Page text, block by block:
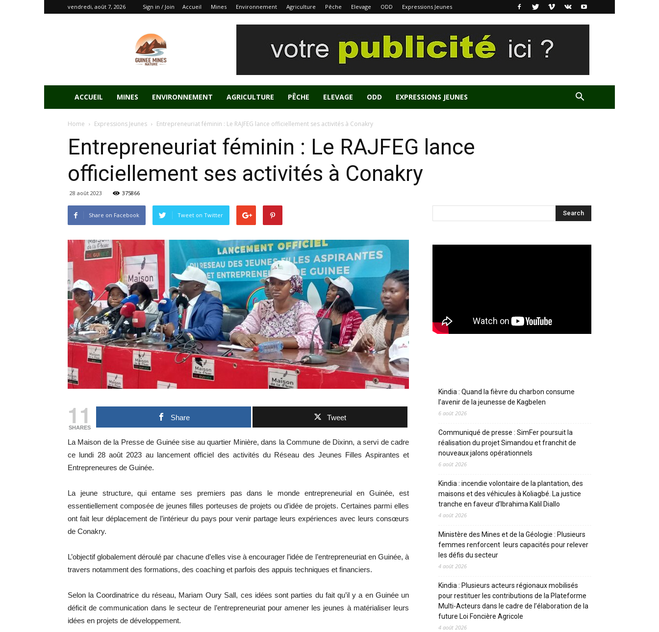
vendredi, août 7, 2026 Sign in / Join Accueil Mines Environnement Agriculture Pêche Elevage ODD Expressions Jeunes
ACCUEIL MINES ENVIRONNEMENT AGRICULTURE PÊCHE ELEVAGE ODD EXPRESSIONS JEUNES
Home Expressions Jeunes Entrepreneuriat féminin : Le RAJFEG lance officiellement ses activités à Conakry
Entrepreneuriat féminin : Le RAJFEG lance
officiellement ses activités à Conakry
28 août 2023 375866
Share on Facebook Tweet on Twitter
11
SHARES
Share Tweet
La Maison de la Presse de Guinée sise au quartier Minière, dans la Commune de Dixinn, a servi de cadre
ce lundi 28 août 2023 au lancement officiel des activités du Réseau des Jeunes Filles Aspirantes et
Entrepreneures de Guinée.
La jeune structure, qui entame ses premiers pas dans le monde entrepreneurial en Guinée, est
essentiellement composée de jeunes filles porteuses de projets ou d’idée de projets. Certaines parmi elles
ont fait leur déplacement de l’intérieur du pays pour venir partage leurs expériences avec leurs consœurs
de Conakry.
L’objectif globalement déroulé par chacune d’elles vise à encourager l’idée de l’entrepreneuriat en Guinée, à
travers notamment des formations, des coaching et parfois des appuis techniques et financiers.
Selon la Coordinatrice du réseau, Mariam Oury Sall, ces idées sont parties du fait qu’il y a en Guinée un
déficit de communication dans le secteur de l’entrepreneuriat pour amener les jeunes à matérialiser leurs
idées en projets de développement.
Kindia : Quand la fièvre du charbon consume
l’avenir de la jeunesse de Kagbelen
6 août 2026
Communiqué de presse : SimFer poursuit la
réalisation du projet Simandou et franchit de
nouveaux jalons opérationnels
6 août 2026
Kindia : incendie volontaire de la plantation, des
maisons et des véhicules à Koliagbé. La justice
tranche en faveur d’Ibrahima Kalil Diallo
4 août 2026
Ministère des Mines et de la Géologie : Plusieurs
femmes renforcent leurs capacités pour relever
les défis du secteur
4 août 2026
Kindia : Plusieurs acteurs régionaux mobilisés
pour restituer les contributions de la Plateforme
Multi-Acteurs dans le cadre de l’élaboration de la
future Loi Foncière Agricole
4 août 2026